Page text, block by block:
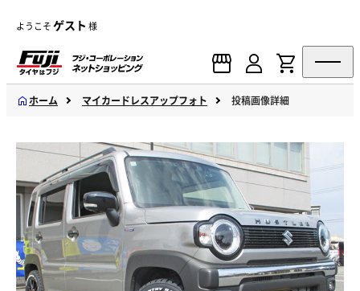
ようこそゲスト 様
ホーム マイカードレスアップフォト 投稿画像詳細